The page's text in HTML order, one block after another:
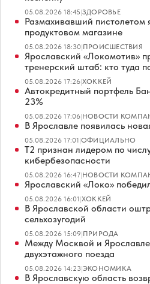
05.08.2026 18:45|ЗДОРОВЬЕ
Размахивавший пистолетом
продуктовом магазине
05.08.2026 18:30|ПРОИСШЕСТВИЯ
Ярославский «Локомотив»
тренерский штаб: кто туда
05.08.2026 17:26|ХОККЕЙ
Автокредитный портфель
23%
05.08.2026 17:06|НОВОСТИ
В Ярославле появилась
05.08.2026 17:01|ОФИЦИАЛЬНО
Т2 признан лидером по
кибербезопасности
05.08.2026 16:47|НОВОСТИ
Ярославский «Локо»
05.08.2026 16:01|ХОККЕЙ
В Ярославской области
сельхозугодий
05.08.2026 15:09|ПРИРОДА
Между Москвой и
двухэтажного поезда
05.08.2026 14:23|ЭКОНОМИКА
В Ярославскую область